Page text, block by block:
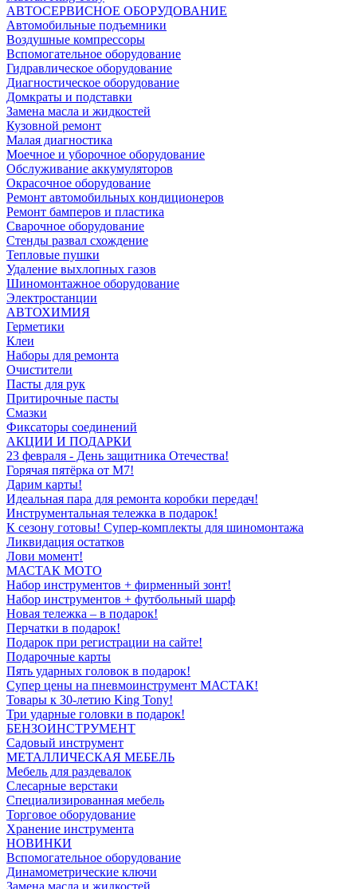
АВТОСЕРВИСНОЕ ОБОРУДОВАНИЕ
Автомобильные подъемники
Воздушные компрессоры
Вспомогательное оборудование
Гидравлическое оборудование
Диагностическое оборудование
Домкраты и подставки
Замена масла и жидкостей
Кузовной ремонт
Малая диагностика
Моечное и уборочное оборудование
Обслуживание аккумуляторов
Окрасочное оборудование
Ремонт автомобильных кондиционеров
Ремонт бамперов и пластика
Сварочное оборудование
Стенды развал схождение
Тепловые пушки
Удаление выхлопных газов
Шиномонтажное оборудование
Электростанции
АВТОХИМИЯ
Герметики
Клеи
Наборы для ремонта
Очистители
Пасты для рук
Притирочные пасты
Смазки
Фиксаторы соединений
АКЦИИ И ПОДАРКИ
23 февраля - День защитника Отечества!
Горячая пятёрка от M7!
Дарим карты!
Идеальная пара для ремонта коробки передач!
Инструментальная тележка в подарок!
К сезону готовы! Супер-комплекты для шиномонтажа
Ликвидация остатков
Лови момент!
МАСТАК МОТО
Набор инструментов + фирменный зонт!
Набор инструментов + футбольный шарф
Новая тележка – в подарок!
Перчатки в подарок!
Подарок при регистрации на сайте!
Подарочные карты
Пять ударных головок в подарок!
Супер цены на пневмоинструмент МАСТАК!
Товары к 30-летию King Tony!
Три ударные головки в подарок!
БЕНЗОИНСТРУМЕНТ
Садовый инструмент
МЕТАЛЛИЧЕСКАЯ МЕБЕЛЬ
Мебель для раздевалок
Слесарные верстаки
Специализированная мебель
Торговое оборудование
Хранение инструмента
НОВИНКИ
Вспомогательное оборудование
Динамометрические ключи
Замена масла и жидкостей